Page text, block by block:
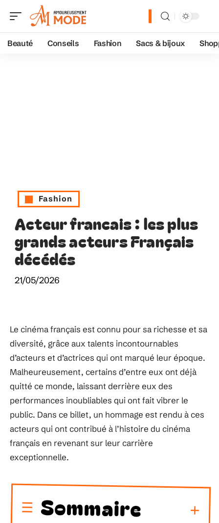
Beauté Conseils Fashion Sacs & bijoux
Fashion
Acteur francais : les plus
grands acteurs Français
décédés
21/05/2026
Le cinéma français est connu pour sa richesse et sa
diversité, grâce aux talents incontournables
d’acteurs et d’actrices qui ont marqué leur époque.
Malheureusement, certains d’entre eux ont déjà
quitté ce monde, laissant derrière eux des
performances inoubliables qui ont fait vibrer le
public. Dans ce billet, un hommage est rendu à ces
acteurs qui ont contribué à l’histoire du cinéma
français en revenant sur leur carrière
exceptionnelle.
Sommaire